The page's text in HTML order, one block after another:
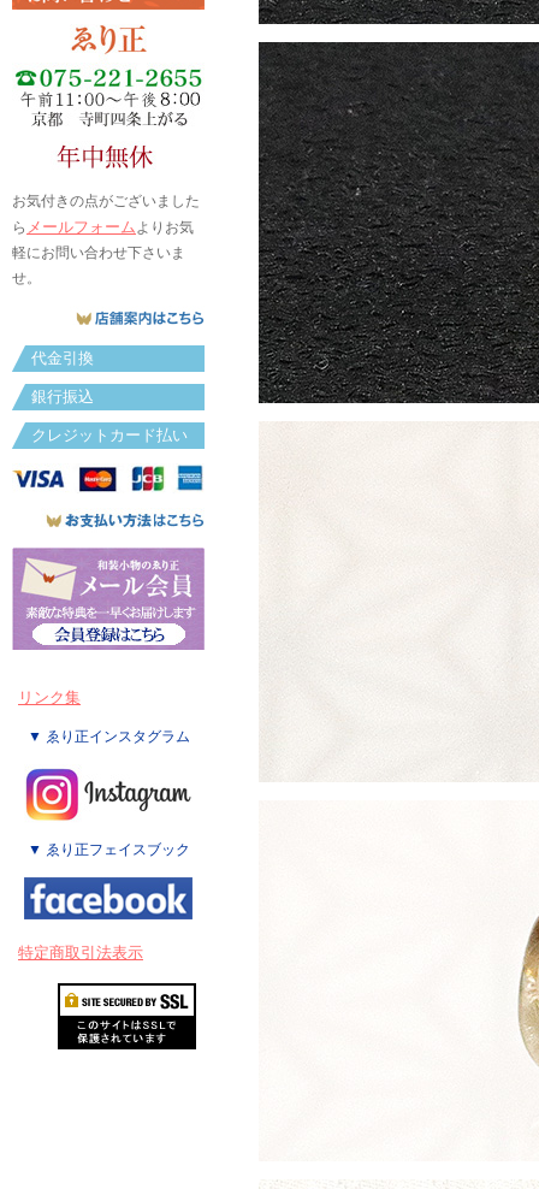
お気付きの点がございました
ら メールフォームよりお気
軽にお問い合わせ下さいま
せ。
代金引換
銀行振込
クレジットカード払い
リンク集
▼ ゑり正インスタグラム
▼ ゑり正フェイスブック
特定商取引法表示